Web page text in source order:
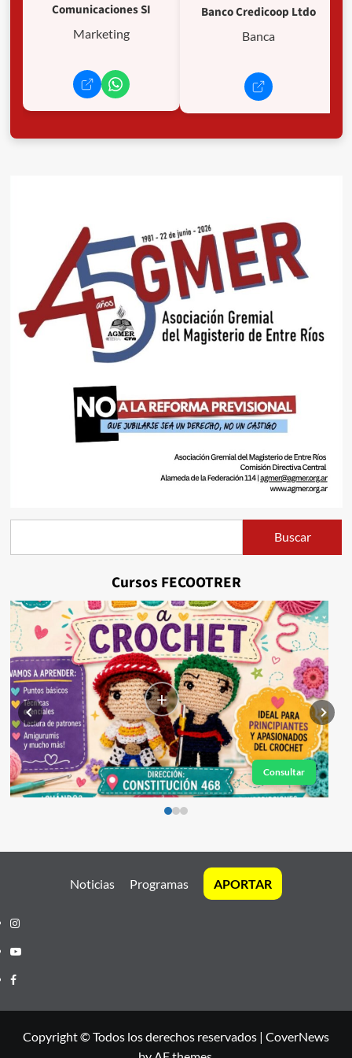
Comunicaciones SI
Marketing
Banco Credicoop Ltdo
Banca
Buscar
Cursos FECOOTRER
+
Consultar
Noticias Programas APORTAR
Instagram
Youtube
Facebook
Copyright © Todos los derechos reservados | CoverNews